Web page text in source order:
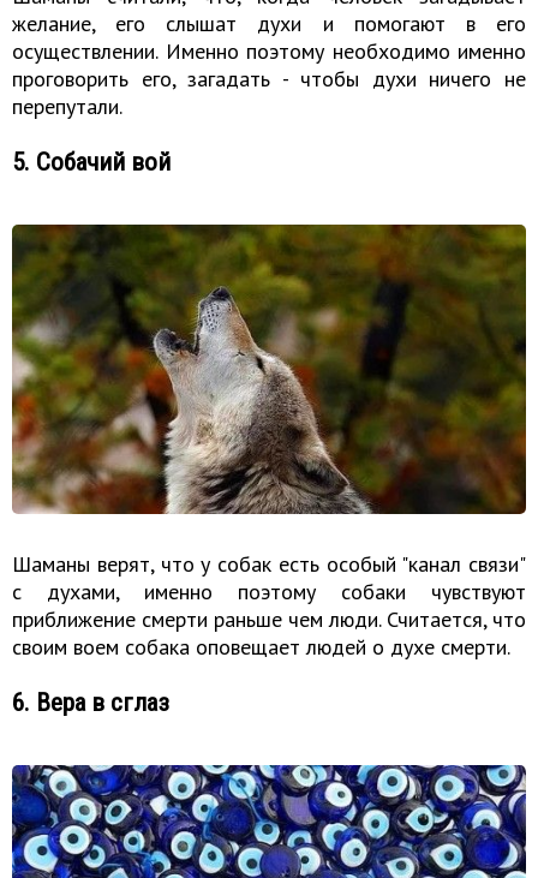
желание, его слышат духи и помогают в его
осуществлении. Именно поэтому необходимо именно
проговорить его, загадать - чтобы духи ничего не
перепутали.
5. Собачий вой
Шаманы верят, что у собак есть особый "канал связи"
с духами, именно поэтому собаки чувствуют
приближение смерти раньше чем люди. Считается, что
своим воем собака оповещает людей о духе смерти.
6. Вера в сглаз